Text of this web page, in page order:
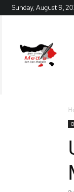
Sunday, August 9,